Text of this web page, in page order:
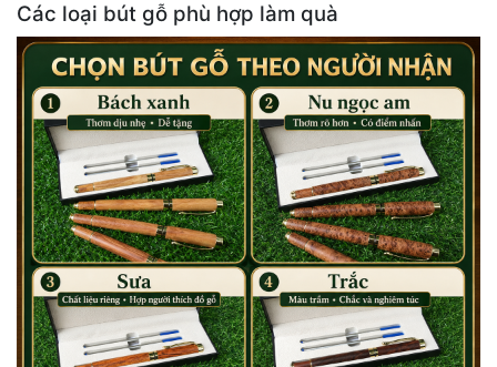
Các loại bút gỗ phù hợp làm quà